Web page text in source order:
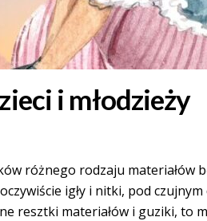
i młodzieży
różnego rodzaju materiałów
igły i nitki, pod
resztki materiałów i guziki, to